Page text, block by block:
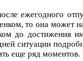
ежегодного
то она может
до достижения
ситуации
еще ряд моментов.